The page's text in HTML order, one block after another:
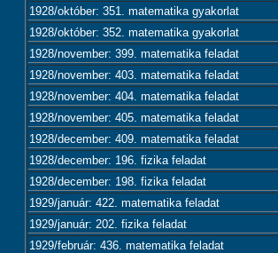
1928/október: 351. matematika gyakorlat
1928/október: 352. matematika gyakorlat
1928/november: 399. matematika feladat
1928/november: 403. matematika feladat
1928/november: 404. matematika feladat
1928/november: 405. matematika feladat
1928/december: 409. matematika feladat
1928/december: 196. fizika feladat
1928/december: 198. fizika feladat
1929/január: 422. matematika feladat
1929/január: 202. fizika feladat
1929/február: 436. matematika feladat